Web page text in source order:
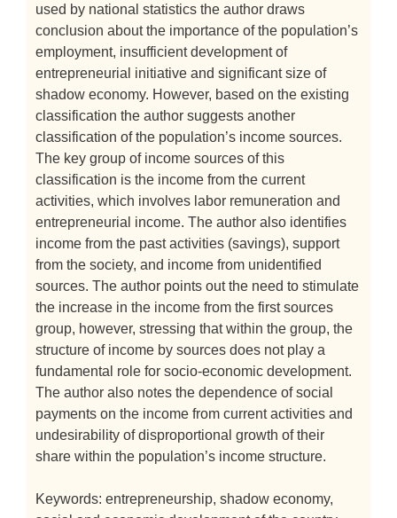
used by national statistics the author draws
conclusion about the importance of the population’s
employment, insufficient development of
entrepreneurial initiative and significant size of
shadow economy. However, based on the existing
classification the author suggests another
classification of the population’s income sources.
The key group of income sources of this
classification is the income from the current
activities, which involves labor remuneration and
entrepreneurial income. The author also identifies
income from the past activities (savings), support
from the society, and income from unidentified
sources. The author points out the need to stimulate
the increase in the income from the first sources
group, however, stressing that within the group, the
structure of income by sources does not play a
fundamental role for socio-economic development.
The author also notes the dependence of social
payments on the income from current activities and
undesirability of disproportional growth of their
share within the population’s income structure.
Keywords: entrepreneurship, shadow economy,